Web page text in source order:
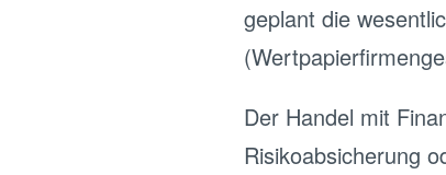
geplant die
Der Handel mit
Risikoabsicherung